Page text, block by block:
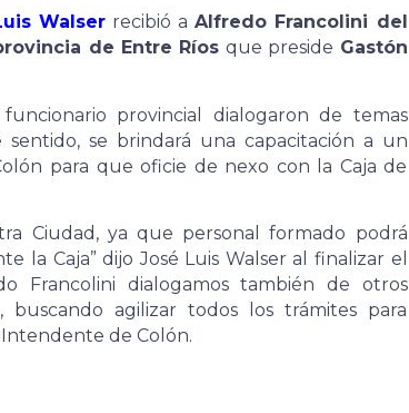
Walser recibió aAlfredo Francolini del
de Entre Ríos que preside Gastón
provincial dialogaron de temas
sentido, se brindará una capacitación a un
para que oficie de nexo con la Caja de
Ciudad, ya que personal formado podrá
la Caja” dijo José Luis Walser al finalizar el
Francolini dialogamos también de otros
agilizar todos los trámites para
Intendente de Colón.